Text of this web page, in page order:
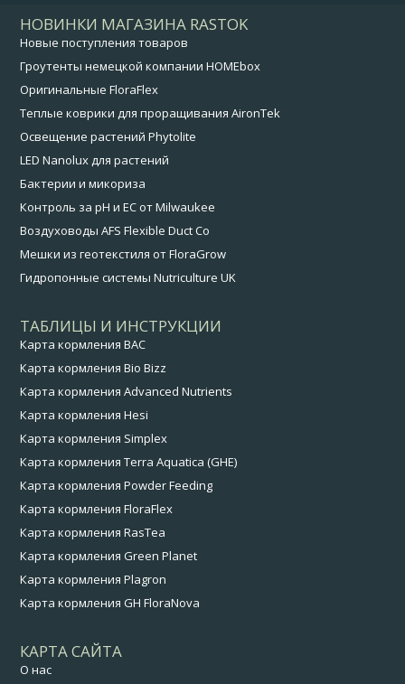
НОВИНКИ МАГАЗИНА RASTOK
Новые поступления товаров
Гроутенты немецкой компании HOMEbox
Оригинальные FloraFlex
Теплые коврики для проращивания AironTek
Освещение растений Phytolite
LED Nanolux для растений
Бактерии и микориза
Контроль за pH и EC от Milwaukee
Воздуховоды AFS Flexible Duct Co
Мешки из геотекстиля от FloraGrow
Гидропонные системы Nutriculture UK
ТАБЛИЦЫ И ИНСТРУКЦИИ
Карта кормления BAC
Карта кормления Bio Bizz
Карта кормления Advanced Nutrients
Карта кормления Hesi
Карта кормления Simplex
Карта кормления Terra Aquatica (GHE)
Карта кормления Powder Feeding
Карта кормления FloraFlex
Карта кормления RasTea
Карта кормления Green Planet
Карта кормления Plagron
Карта кормления GH FloraNova
КАРТА САЙТА
О нас